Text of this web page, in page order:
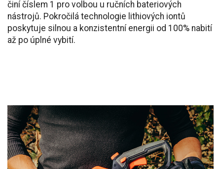
činí číslem 1 pro volbou u ručních bateriových
nástrojů. Pokročilá technologie lithiových iontů
poskytuje silnou a konzistentní energii od 100% nabití
až po úplné vybití.